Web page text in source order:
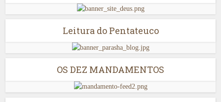
Leitura do Pentateuco
OS DEZ MANDAMENTOS